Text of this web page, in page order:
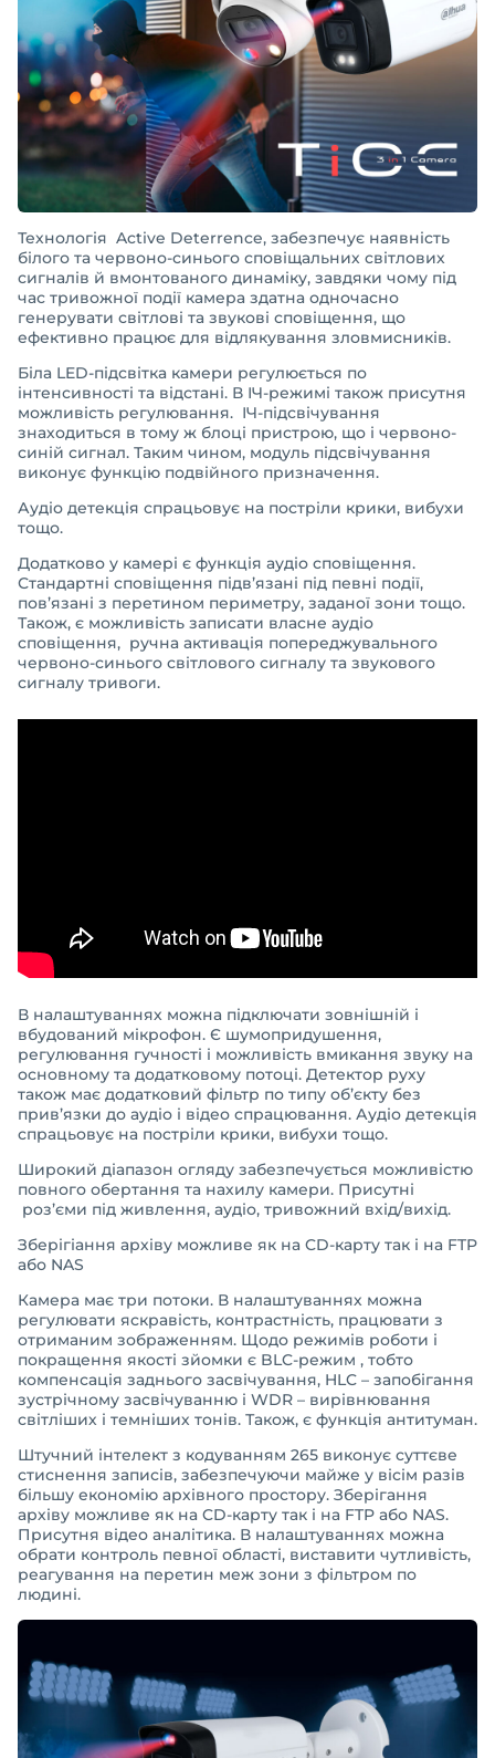
Технологія Active Deterrence, забезпечує наявність
білого та червоно-синього сповіщальних світлових
сигналів й вмонтованого динаміку, завдяки чому під
час тривожної події камера здатна одночасно
генерувати світлові та звукові сповіщення, що
ефективно працює для відлякування зловмисників.
Біла LED-підсвітка камери регулюється по
інтенсивності та відстані. В ІЧ-режимі також присутня
можливість регулювання. ІЧ-підсвічування
знаходиться в тому ж блоці пристрою, що і червоно-
синій сигнал. Таким чином, модуль підсвічування
виконує функцію подвійного призначення.
Аудіо детекція спрацьовує на постріли крики, вибухи
тощо.
Додатково у камері є функція аудіо сповіщення.
Стандартні сповіщення підв’язані під певні події,
пов’язані з перетином периметру, заданої зони тощо.
Також, є можливість записати власне аудіо
сповіщення, ручна активація попереджувального
червоно-синього світлового сигналу та звукового
сигналу тривоги.
В налаштуваннях можна підключати зовнішній і
вбудований мікрофон. Є шумопридушення,
регулювання гучності і можливість вмикання звуку на
основному та додатковому потоці. Детектор руху
також має додатковий фільтр по типу об’єкту без
прив’язки до аудіо і відео спрацювання. Аудіо детекція
спрацьовує на постріли крики, вибухи тощо.
Широкий діапазон огляду забезпечується можливістю
повного обертання та нахилу камери. Присутні
роз’єми під живлення, аудіо, тривожний вхід/вихід.
Зберігіання архіву можливе як на CD-карту так і на FTP
або NAS
Камера має три потоки. В налаштуваннях можна
регулювати яскравість, контрастність, працювати з
отриманим зображенням. Щодо режимів роботи і
покращення якості зйомки є BLC-режим , тобто
компенсація заднього засвічування, HLC – запобігання
зустрічному засвічуванню і WDR – вирівнювання
світліших і темніших тонів. Також, є функція антитуман.
Штучний інтелект з кодуванням 265 виконує суттєве
стиснення записів, забезпечуючи майже у вісім разів
більшу економію архівного простору. Зберігання
архіву можливе як на CD-карту так і на FTP або NAS.
Присутня відео аналітика. В налаштуваннях можна
обрати контроль певної області, виставити чутливість,
реагування на перетин меж зони з фільтром по
людині.